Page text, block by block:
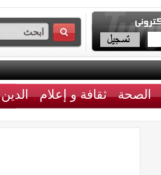
الصحة ثقافة و إعلام الدين